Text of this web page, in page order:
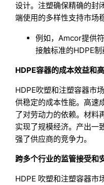
设计。注塑确保精确的封
端使用的多样性支持市场
例如，Amcor提供
接触标准的HDPE制
HDPE容器的成本效益和
HDPE吹塑和注塑容器市
供稳定的成本性能。高速
了对劳动力的依赖。材料
实现了规模经济。产出一
强了供应商的竞争力。
跨多个行业的监管接受和
HDPE 吹塑和注塑容器市